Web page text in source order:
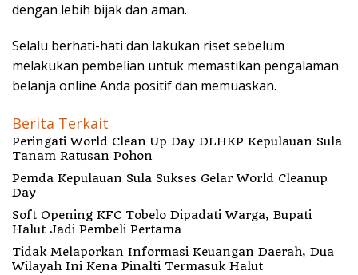
dengan lebih bijak dan aman.
Selalu berhati-hati dan lakukan riset sebelum
melakukan pembelian untuk memastikan pengalaman
belanja online Anda positif dan memuaskan.
Berita Terkait
Peringati World Clean Up Day DLHKP Kepulauan Sula
Tanam Ratusan Pohon
Pemda Kepulauan Sula Sukses Gelar World Cleanup
Day
Soft Opening KFC Tobelo Dipadati Warga, Bupati
Halut Jadi Pembeli Pertama
Tidak Melaporkan Informasi Keuangan Daerah, Dua
Wilayah Ini Kena Pinalti Termasuk Halut